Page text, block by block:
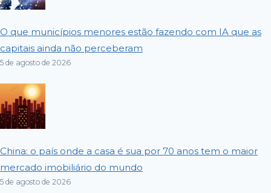
O que municípios menores estão fazendo com IA que as
capitais ainda não perceberam
5 de agosto de 2026
China: o país onde a casa é sua por 70 anos tem o maior
mercado imobiliário do mundo
5 de agosto de 2026